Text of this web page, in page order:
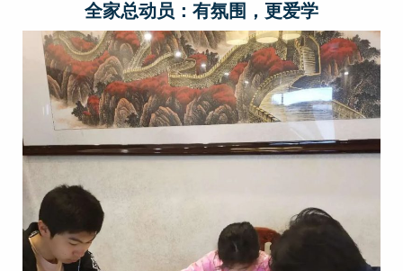
全家总动员：有氛围，更爱学